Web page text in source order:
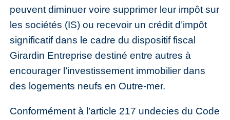
peuvent diminuer voire supprimer leur impôt sur
les sociétés (IS) ou recevoir un crédit d’impôt
significatif dans le cadre du dispositif fiscal
Girardin Entreprise destiné entre autres à
encourager l’investissement immobilier dans
des logements neufs en Outre-mer.
Conformément à l’article 217 undecies du Code